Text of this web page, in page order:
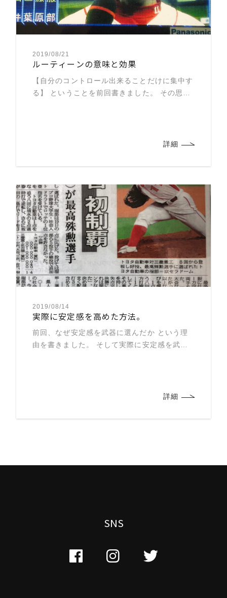
2019/08/21
ルーティーンの意味と効果
【自分のコントロール出来ることだけに集中す
る】 ということを前回書きました。 その思考
詳細
2019/08/14
実際に安定感を高めた方法。
前回、なぜ安定感を武器に選んだか という理
由を書きました。 そして実際に安定感を武器
詳細
SNS